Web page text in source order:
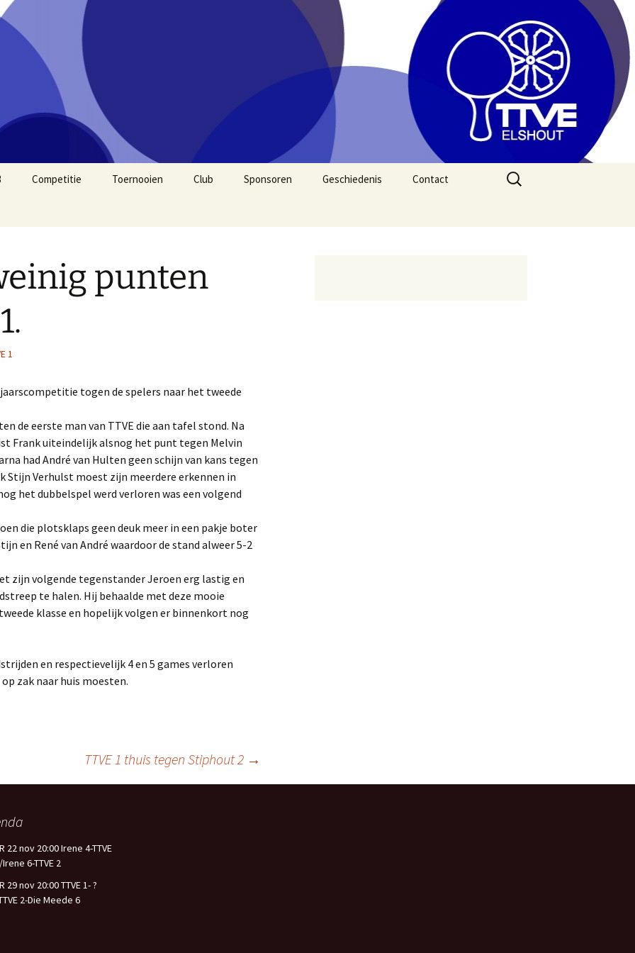
Competitie Toernooien
2024
2016
2015
2014
Club Sponsoren Geschiedenis Contact
Zoeken
naar:
punten
1
togen de spelers naar het tweede
de eerste man van TTVE die aan tafel stond. Na
Frank uiteindelijk alsnog het punt tegen Melvin
had André van Hulten geen schijn van kans tegen
Stijn Verhulst moest zijn meerdere erkennen in
het dubbelspel werd verloren was een volgend
die plotsklaps geen deuk meer in een pakje boter
en René van André waardoor de stand alweer 5-2
zijn volgende tegenstander Jeroen erg lastig en
te halen. Hij behaalde met deze mooie
klasse en hopelijk volgen er binnenkort nog
en respectievelijk 4 en 5 games verloren
zak naar huis moesten.
TTVE 1 thuis tegen Stiphout 2 →
22 nov 20:00 Irene 4-TTVE
6-TTVE 2
29 nov 20:00 TTVE 1- ?
2-Die Meede 6